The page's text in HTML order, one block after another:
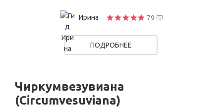
Ирина 79
ПОДРОБНЕЕ
Чиркумвезувиана
(Circumvesuviana)